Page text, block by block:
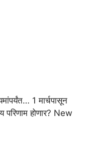
1 मार्चपासून
परिणाम होणार? New